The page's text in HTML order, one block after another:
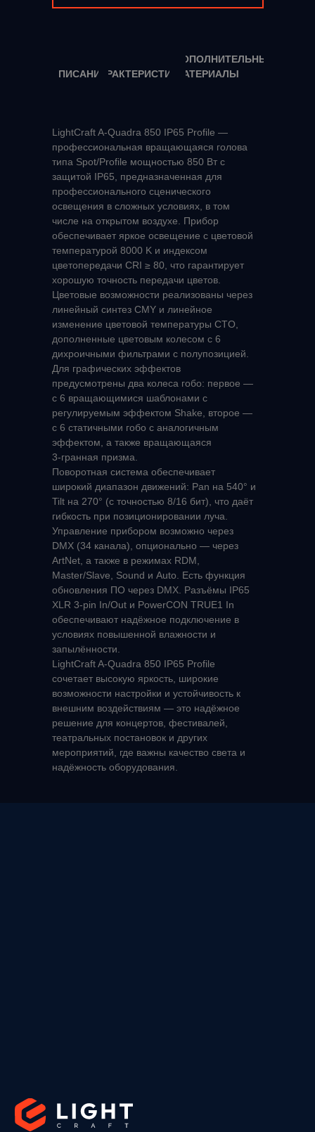
ОПИСАНИЕ
ДОПОЛНИТЕЛЬНЫЕ
МАТЕРИАЛЫ
ХАРАКТЕРИСТИКИ
LightCraft A‑Quadra 850 IP65 Profile —
профессиональная вращающаяся голова
типа Spot/Profile мощностью 850 Вт с
защитой IP65, предназначенная для
профессионального сценического
освещения в сложных условиях, в том
числе на открытом воздухе. Прибор
обеспечивает яркое освещение с цветовой
температурой 8000 K и индексом
цветопередачи CRI ≥ 80, что гарантирует
хорошую точность передачи цветов.
Цветовые возможности реализованы через
линейный синтез CMY и линейное
изменение цветовой температуры CTO,
дополненные цветовым колесом с 6
дихроичными фильтрами с полупозицией.
Для графических эффектов
предусмотрены два колеса гобо: первое —
с 6 вращающимися шаблонами с
регулируемым эффектом Shake, второе —
с 6 статичными гобо с аналогичным
эффектом, а также вращающаяся
3‑гранная призма.
Поворотная система обеспечивает
широкий диапазон движений: Pan на 540° и
Tilt на 270° (с точностью 8/16 бит), что даёт
гибкость при позиционировании луча.
Управление прибором возможно через
DMX (34 канала), опционально — через
ArtNet, а также в режимах RDM,
Master/Slave, Sound и Auto. Есть функция
обновления ПО через DMX. Разъёмы IP65
XLR 3‑pin In/Out и PowerCON TRUE1 In
обеспечивают надёжное подключение в
условиях повышенной влажности и
запылённости.
LightCraft A‑Quadra 850 IP65 Profile
сочетает высокую яркость, широкие
возможности настройки и устойчивость к
внешним воздействиям — это надёжное
решение для концертов, фестивалей,
театральных постановок и других
мероприятий, где важны качество света и
надёжность оборудования.
10.00-19.00. Пн-Пт
info@ light-craft.ru
Москва,
Алтуфьевское шоссе 37 стр
+7 (495) 165-99-65
8 (800) 600-
Заказать звонок
Работа с тендерами
Поставка в 4 этапа
Площадки с нашим оборудованием
Преимущества
Действующие партнеры и представители
Каталог оборудования
Популярные модели
Выгодные условия для дилеров